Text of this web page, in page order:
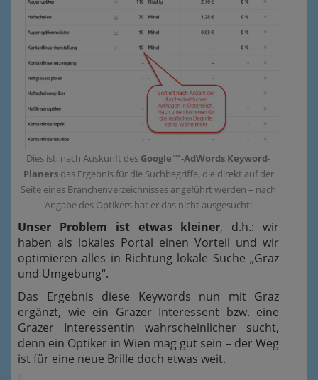
Dies ist, nach Auskunft des Google™-AdWords Keyword-
Planersdas Ergebnis für die Suchbegriffe, die direkt auf der
Seite eines Branchenverzeichnisses angeführt werden – nach
Angabe des Optikers hat er das nicht ausgesucht!
Unser Problem ist etwas kleiner, d.h.: wir
haben als lokales Portal einen Vorteil und wir
optimieren alles in Richtung lokale Suche „Graz
und Umgebung“.
Das Ergebnis diese Keywords nun mit Graz
ergänzt, wie ein Grazer Interessent bzw. eine
Grazer Interessentin wahrscheinlicher sucht,
denn ein Optiker in Wien mag gut sein – der Weg
ist für eine neue Brille doch etwas weit.